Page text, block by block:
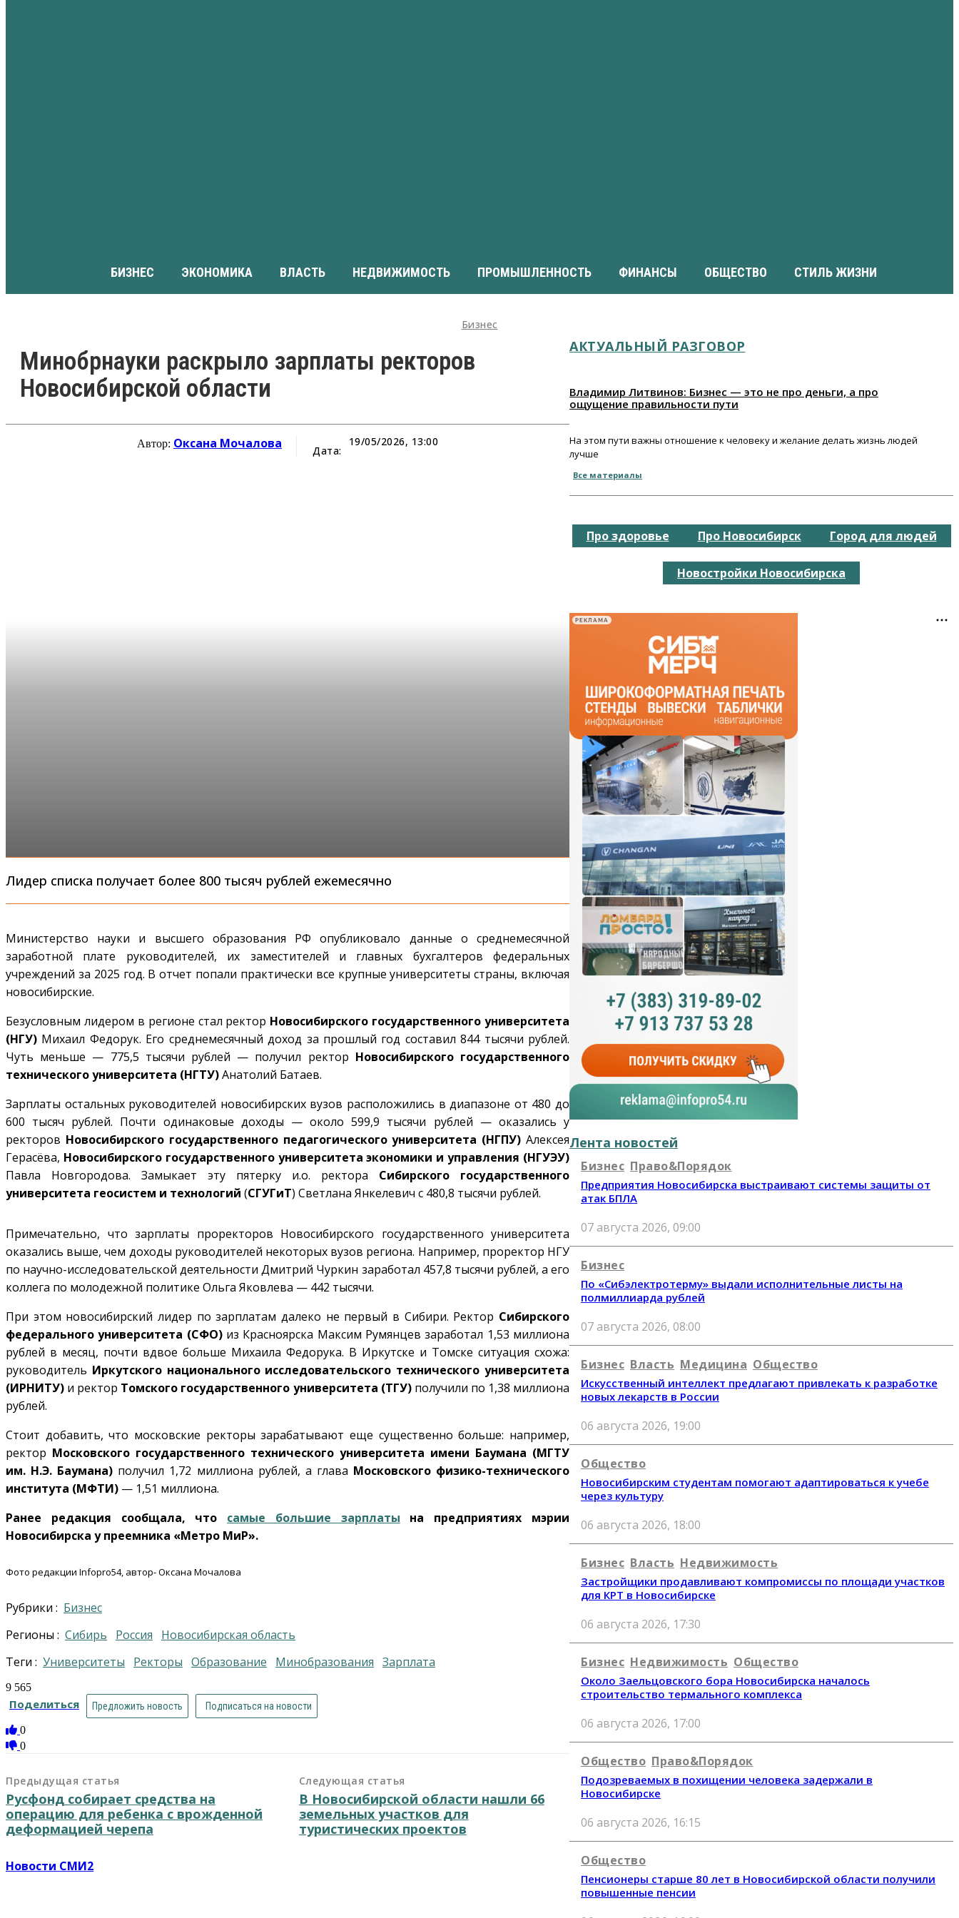
БИЗНЕС ЭКОНОМИКА ВЛАСТЬ НЕДВИЖИМОСТЬ ПРОМЫШЛЕННОСТЬ ФИНАНСЫ ОБЩЕСТВО СТИЛЬ ЖИЗНИ
Бизнес
Минобрнауки раскрыло зарплаты ректоров
Новосибирской области
Автор: Оксана Мочалова Дата:
19/05/2026, 13:00
Лидер списка получает более 800 тысяч рублей ежемесячно
Министерство науки и высшего образования РФ опубликовало данные о среднемесячной
заработной плате руководителей, их заместителей и главных бухгалтеров федеральных
учреждений за 2025 год. В отчет попали практически все крупные университеты страны, включая
новосибирские.
Безусловным лидером в регионе стал ректор Новосибирского государственного университета
(НГУ) Михаил Федорук. Его среднемесячный доход за прошлый год составил 844 тысячи рублей.
Чуть меньше — 775,5 тысячи рублей — получил ректор Новосибирского государственного
технического университета (НГТУ)Анатолий Батаев.
Зарплаты остальных руководителей новосибирских вузов расположились в диапазоне от 480 до
600 тысяч рублей. Почти одинаковые доходы — около 599,9 тысячи рублей — оказались у
ректоров Новосибирского государственного педагогического университета (НГПУ) Алексея
Герасёва, Новосибирского государственного университета экономики и управления (НГУЭУ)
Павла Новгородова. Замыкает эту пятерку и.о. ректора Сибирского государственного
университета геосистем и технологий (СГУГиТ) Светлана Янкелевич с 480,8 тысячи рублей.
Примечательно, что зарплаты проректоров Новосибирского государственного университета
оказались выше, чем доходы руководителей некоторых вузов региона. Например, проректор НГУ
по научно-исследовательской деятельности Дмитрий Чуркин заработал 457,8 тысячи рублей, а его
коллега по молодежной политике Ольга Яковлева — 442 тысячи.
При этом новосибирский лидер по зарплатам далеко не первый в Сибири. Ректор Сибирского
федерального университета (СФО)из Красноярска Максим Румянцев заработал 1,53 миллиона
рублей в месяц, почти вдвое больше Михаила Федорука. В Иркутске и Томске ситуация схожа:
руководитель Иркутского национального исследовательского технического университета
(ИРНИТУ) и ректор Томского государственного университета (ТГУ)получили по 1,38 миллиона
рублей.
Стоит добавить, что московские ректоры зарабатывают еще существенно больше: например,
ректор Московского государственного технического университета имени Баумана (МГТУ
им. Н.Э. Баумана) получил 1,72 миллиона рублей, а глава Московского физико-технического
института (МФТИ) — 1,51 миллиона.
Ранее редакция сообщала, что самые большие зарплаты на предприятиях мэрии
Новосибирска у преемника «Метро МиР».
Фото редакции Infopro54, автор- Оксана Мочалова
Рубрики :
Бизнес
Регионы :
Сибирь Россия
Новосибирская область
Теги :
университеты ректоры образование Минобразования зарплата
9 565
Поделиться Предложить новость Подписаться на новости
0
0
Предыдущая статья
Русфонд собирает средства на
операцию для ребенка с врожденной
деформацией черепа
Следующая статья
В Новосибирской области нашли 66
земельных участков для
туристических проектов
Новости СМИ2
АКТУАЛЬНЫЙ РАЗГОВОР
Владимир Литвинов: Бизнес — это не про деньги, а про
ощущение правильности пути
На этом пути важны отношение к человеку и желание делать жизнь людей
лучше
Все материалы
Про здоровье Про Новосибирск Город для людей
Новостройки Новосибирска
РЕКЛАМА
Лента новостей
Бизнес Право&Порядок
Предприятия Новосибирска выстраивают системы защиты от
атак БПЛА
07 августа 2026, 09:00
Бизнес
По «Сибэлектротерму» выдали исполнительные листы на
полмиллиарда рублей
07 августа 2026, 08:00
Бизнес Власть Медицина Общество
Искусственный интеллект предлагают привлекать к разработке
новых лекарств в России
06 августа 2026, 19:00
Общество
Новосибирским студентам помогают адаптироваться к учебе
через культуру
06 августа 2026, 18:00
Бизнес Власть Недвижимость
Застройщики продавливают компромиссы по площади участков
для КРТ в Новосибирске
06 августа 2026, 17:30
Бизнес Недвижимость Общество
Около Заельцовского бора Новосибирска началось
строительство термального комплекса
06 августа 2026, 17:00
Общество Право&Порядок
Подозреваемых в похищении человека задержали в
Новосибирске
06 августа 2026, 16:15
Общество
Пенсионеры старше 80 лет в Новосибирской области получили
повышенные пенсии